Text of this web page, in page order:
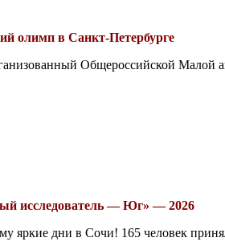
олимп в Санкт-Петербурге
Общероссийской
исследователь — Юг» — 2026
дни в Сочи! 165 человек